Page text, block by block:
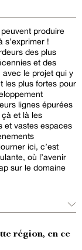
produire
s’exprimer !
des plus
et des
le projet qui y
les plus fortes pour
lignes épurées
et là les
et vastes espaces
ici, c’est
où l’avenir
sur le domaine
région, en ce